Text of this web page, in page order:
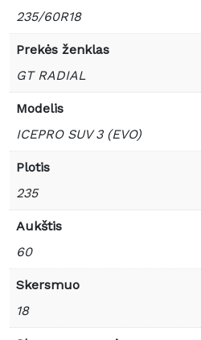
235/60R18
Prekės ženklas
GT RADIAL
Modelis
ICEPRO SUV 3 (EVO)
Plotis
235
Aukštis
60
Skersmuo
18